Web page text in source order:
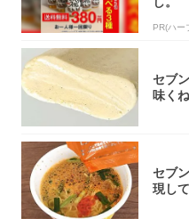
PR(ハー
セブ
味く
セブ
現し